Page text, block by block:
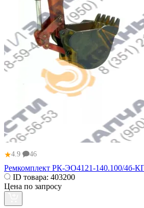
★4.9 46
Ремкомплект РК-ЭО4121-140.100/4б-
ID товара: 403200
Цена по запросу